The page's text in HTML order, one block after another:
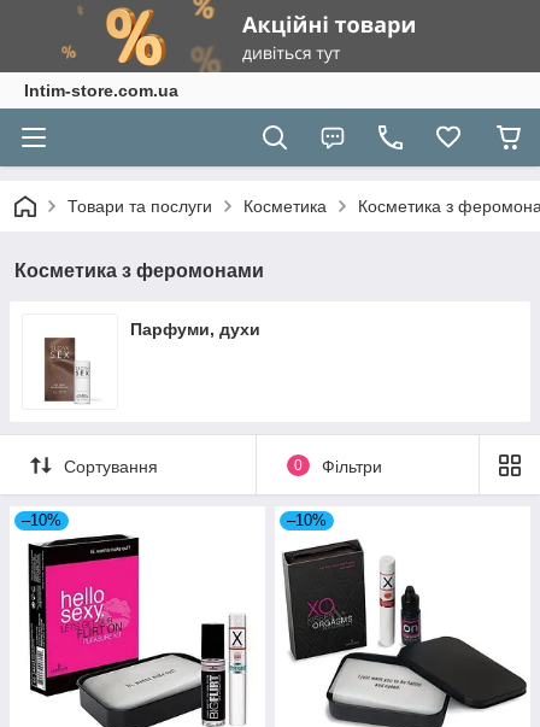
Intim-store.com.ua
Товари та послуги Косметика Косметика з
Косметика з феромонами
Парфуми, духи
Сортування 0 Фільтри
–10% –10%